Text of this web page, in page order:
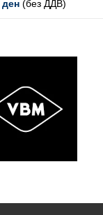
ден (без ДДВ)